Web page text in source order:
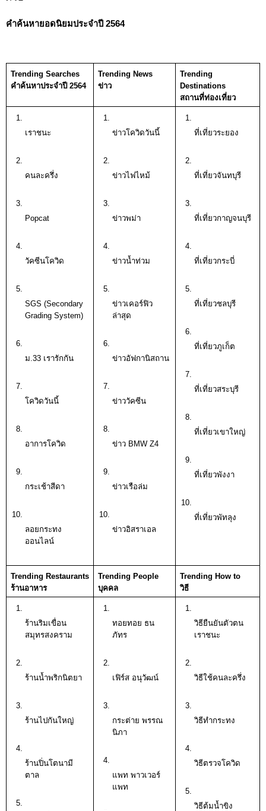
คำค้นหายอดนิยมประจำปี 2564
Trending Searches
คำค้นหาประจำปี 2564
Trending News
ข่าว
Trending
Destinations
สถานที่ท่องเที่ยว
เราชนะ
คนละครึ่ง
Popcat
วัคซีนโควิด
SGS (Secondary
Grading System)
ม.33 เรารักกัน
โควิดวันนี้
อาการโควิด
กระเช้าสีดา
ลอยกระทง
ออนไลน์
ข่าวโควิดวันนี้
ข่าวไฟไหม้
ข่าวพม่า
ข่าวน้ำท่วม
ข่าวเคอร์ฟิว
ล่าสุด
ข่าวอัฟกานิสถาน
ข่าววัคซีน
ข่าว BMW Z4
ข่าวเรือล่ม
ข่าวอิสราเอล
ที่เที่ยวระยอง
ที่เที่ยวจันทบุรี
ที่เที่ยวกาญจนบุรี
ที่เที่ยวกระบี่
ที่เที่ยวชลบุรี
ที่เที่ยวภูเก็ต
ที่เที่ยวสระบุรี
ที่เที่ยวเขาใหญ่
ที่เที่ยวพังงา
ที่เที่ยวพัทลุง
Trending Restaurants
ร้านอาหาร
Trending People
บุคคล
Trending How to
วิธี
ร้านริมเขื่อน
สมุทรสงคราม
ร้านน้ำพริกนิตยา
ร้านไปกันใหญ่
ร้านปิ่นโตนามี
ตาล
ทอยทอย ธน
ภัทร
เฟิร์ส อนุวัฒน์
กระต่าย พรรณ
นิภา
แพท พาวเวอร์
แพท
วิธียืนยันตัวตน
เราชนะ
วิธีใช้คนละครึ่ง
วิธีทำกระทง
วิธีตรวจโควิด
วิธีต้มน้ำขิง